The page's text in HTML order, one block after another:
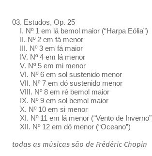
03. Estudos, Op. 25
I. Nº 1 em lá bemol maior (“Harpa Eólia”)
II. Nº 2 em fá menor
III. Nº 3 em fá maior
IV. Nº 4 em lá menor
V. Nº 5 em mi menor
VI. Nº 6 em sol sustenido menor
VII. Nº 7 em dó sustenido menor
VIII. Nº 8 em ré bemol maior
IX. Nº 9 em sol bemol maior
X. Nº 10 em si menor
XI. Nº 11 em lá menor (“Vento de
XII. Nº 12 em dó menor (“Oceano”)
todas as músicas são de Frédéric Chopin